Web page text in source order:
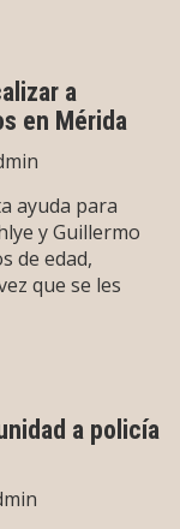
a
en Mérida
ayuda para
y Guillermo
de edad,
que se les
a policía